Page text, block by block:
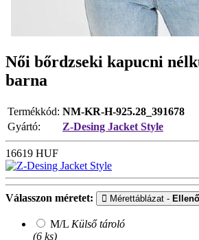
Női bőrdzseki kapucni
barna
Termékkód: NM-KR-H-925.28_391678
Gyártó:
Z-Desing Jacket Style
16619 HUF
Válasszon méretet: Mérettáblázat -
M/L Külső tároló
(6 ks)